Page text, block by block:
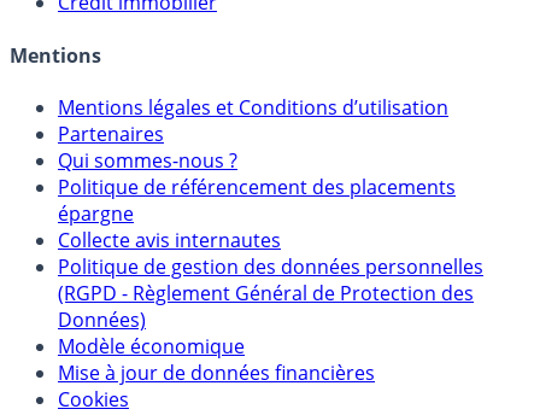
Crédit immobilier
Mentions
Mentions légales et Conditions d’utilisation
Partenaires
Qui sommes-nous ?
Politique de référencement des placements
épargne
Collecte avis internautes
Politique de gestion des données personnelles
(RGPD - Règlement Général de Protection des
Données)
Modèle économique